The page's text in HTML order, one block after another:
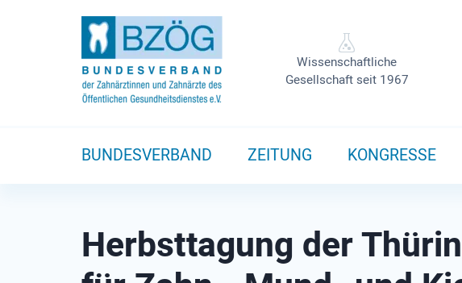
Wissenschaftliche
Gesellschaft seit 1967
BUNDESVERBAND ZEITUNG KONGRESSE
Herbsttagung der